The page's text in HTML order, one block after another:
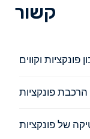
קשור
פונקציות וקווים
פונקציות
של פונקציות